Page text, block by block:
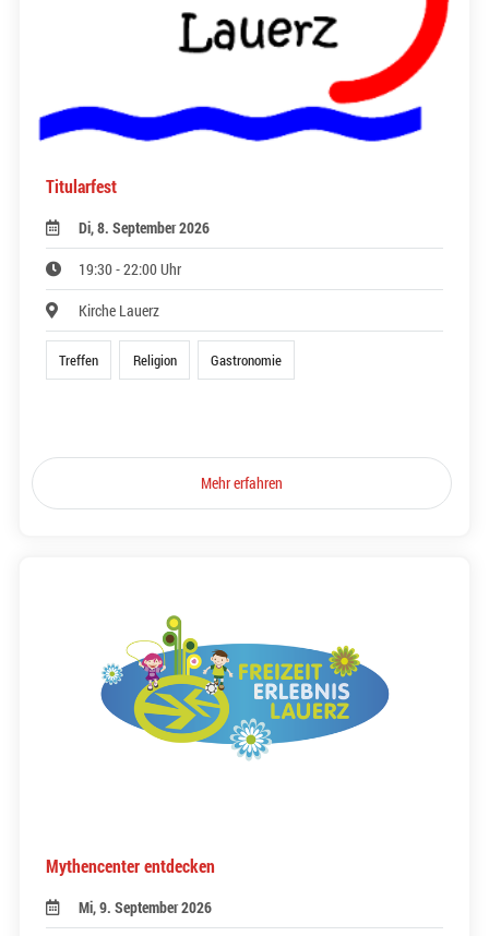
Titularfest
Di, 8. September 2026
19:30 - 22:00 Uhr
Kirche Lauerz
Treffen Religion Gastronomie
Mehr erfahren
Mythencenter entdecken
Mi, 9. September 2026